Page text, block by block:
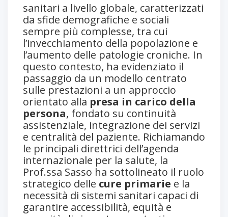
sanitari a livello globale, caratterizzati
da sfide demografiche e sociali
sempre più complesse, tra cui
l’invecchiamento della popolazione e
l’aumento delle patologie croniche. In
questo contesto, ha evidenziato il
passaggio da un modello centrato
sulle prestazioni a un approccio
orientato alla presa in carico della
persona, fondato su continuità
assistenziale, integrazione dei servizi
e centralità del paziente. Richiamando
le principali direttrici dell’agenda
internazionale per la salute, la
Prof.ssa Sasso ha sottolineato il ruolo
strategico delle cure primarie e la
necessità di sistemi sanitari capaci di
garantire accessibilità, equità e